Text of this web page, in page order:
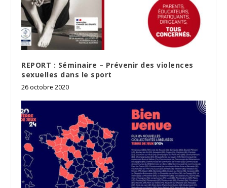
REPORT : Séminaire – Prévenir des violences
sexuelles dans le sport
26 octobre 2020